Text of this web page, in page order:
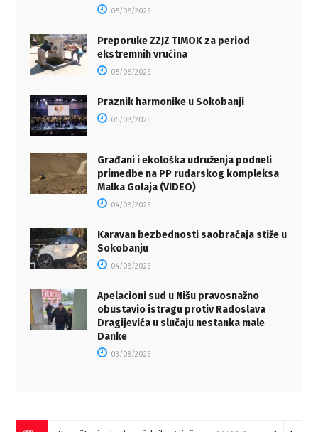
05/08/2026
Preporuke ZZJZ TIMOK za period
ekstremnih vrućina
05/08/2026
Praznik harmonike u Sokobanji
05/08/2026
Građani i ekološka udruženja podneli
primedbe na PP rudarskog kompleksa
Malka Golaja (VIDEO)
04/08/2026
Karavan bezbednosti saobraćaja stiže u
Sokobanju
04/08/2026
Apelacioni sud u Nišu pravosnažno
obustavio istragu protiv Radoslava
Dragijevića u slučaju nestanka male
Danke
03/08/2026